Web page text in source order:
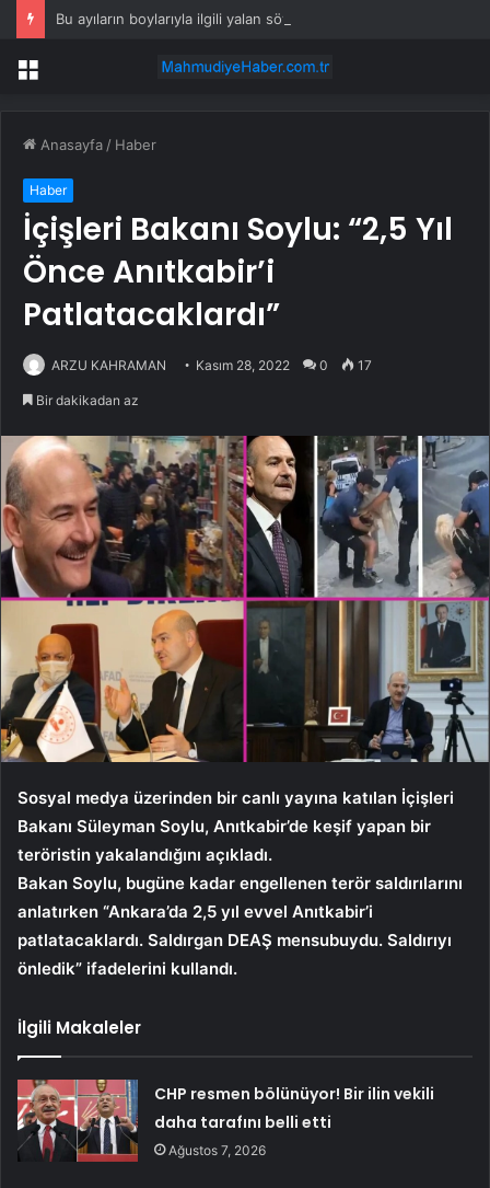
Bu ayıların boylarıyla ilgili yalan söylediği ortaya çıktı
Menü
Anasayfa / Haber
Haber
İçişleri Bakanı Soylu: “2,5 Yıl
Önce Anıtkabir’i
Patlatacaklardı”
ARZU KAHRAMAN Kasım 28, 2022 0 17
Bir dakikadan az
Sosyal medya üzerinden bir canlı yayına katılan İçişleri
Bakanı Süleyman Soylu, Anıtkabir’de keşif yapan bir
teröristin yakalandığını açıkladı.
Bakan Soylu, bugüne kadar engellenen terör saldırılarını
anlatırken “Ankara’da 2,5 yıl evvel Anıtkabir’i
patlatacaklardı. Saldırgan DEAŞ mensubuydu. Saldırıyı
önledik” ifadelerini kullandı.
İlgili Makaleler
CHP resmen bölünüyor! Bir ilin vekili
daha tarafını belli etti
Ağustos 7, 2026